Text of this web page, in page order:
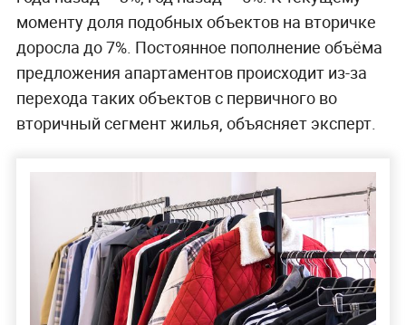
моменту доля подобных объектов на вторичке
доросла до 7%. Постоянное пополнение объёма
предложения апартаментов происходит из-за
перехода таких объектов с первичного во
вторичный сегмент жилья, объясняет эксперт.